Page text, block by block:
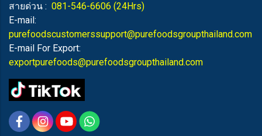
สายด่วน : 081-546-6606 (24Hrs)
E-mail:
purefoodscustomerssupport@purefoodsgroupthailand.com
E-mail For Export:
exportpurefoods@purefoodsgroupthailand.com